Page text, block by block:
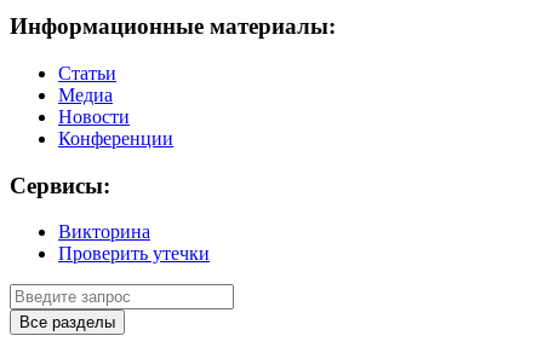
Информационные материалы:
Статьи
Медиа
Новости
Конференции
Сервисы:
Викторина
Проверить утечки
Все разделы